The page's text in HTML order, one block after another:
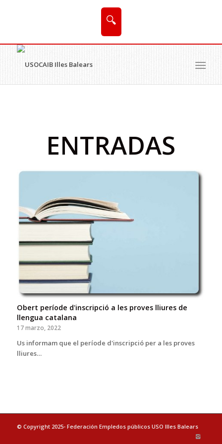
🔍
ENTRADAS
Obert període d'inscripció a les proves lliures de
llengua catalana
17 marzo, 2022
Us informam que el període d'inscripció per a les proves
lliures…
© Copyright 2025- Federación Empledos públicos USO Illes Balears